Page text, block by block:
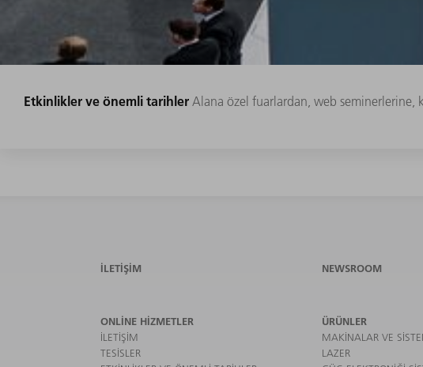
Etkinlikler ve önemli tarihler Alana özel fuarlardan, web seminerlerine,
İLETIŞIM NEWSROOM
ONLINE HIZMETLER
İLETIŞIM
TESISLER
ÜRÜNLER
MAKINALAR VE
LAZER